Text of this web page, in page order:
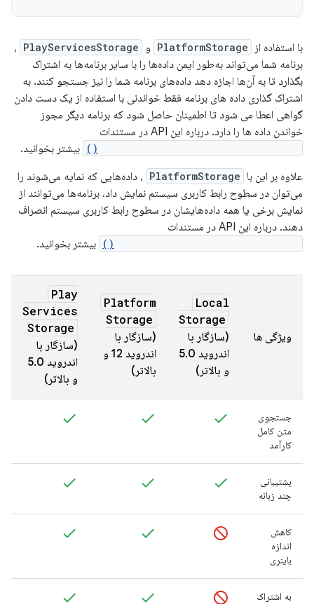
با استفاده از PlatformStorage و PlayServicesStorage ،
برنامه شما می‌تواند به‌طور ایمن داده‌ها را با سایر برنامه‌ها به اشتراک
بگذارد تا به آن‌ها اجازه دهد داده‌های برنامه شما را نیز جستجو کنند. به
اشتراک گذاری داده های برنامه فقط خواندنی با استفاده از یک دست دادن
گواهی اعطا می شود تا اطمینان حاصل شود که برنامه دیگر مجوز
خواندن داده ها را دارد. درباره این API در مستندات
بیشتر بخوانید.
علاوه بر این با PlatformStorage ، داده‌هایی که نمایه می‌شوند را
می‌توان در سطوح رابط کاربری سیستم نمایش داد. برنامه‌ها می‌توانند از
نمایش برخی یا همه داده‌هایشان در سطوح رابط کاربری سیستم انصراف
دهند. درباره این API در مستندات
بیشتر بخوانید.
ویژگی ها
Local
Storage
(سازگار با
اندروید 5.0
و بالاتر)
Platform
Storage
(سازگار با
اندروید 12 و
بالاتر)
Play
Services
Storage
(سازگار با
اندروید 5.0
و بالاتر)
جستجوی
متن کامل
کارآمد
پشتیبانی
چند زبانه
کاهش
اندازه
باینری
به اشتراک